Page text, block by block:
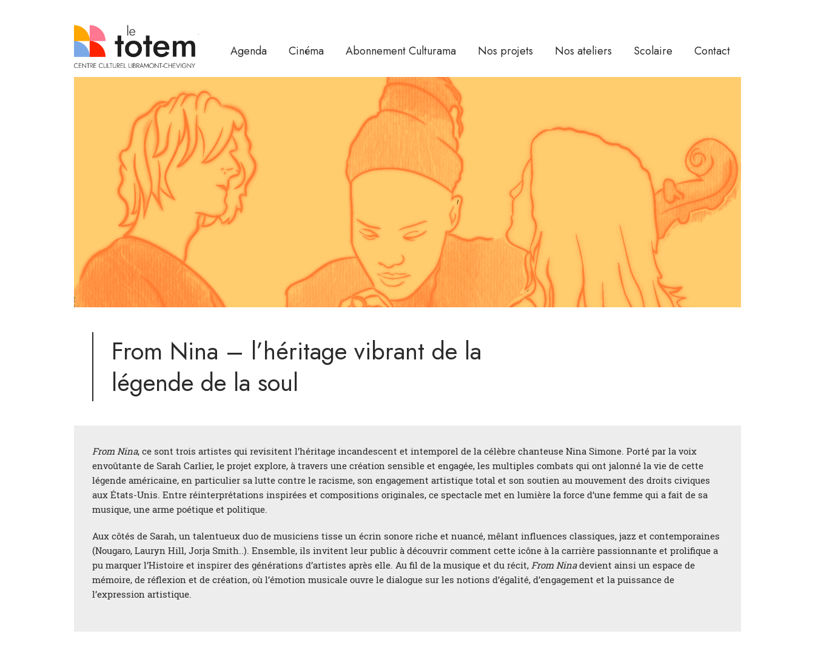
Agenda Cinéma Abonnement Culturama Nos projets Nos ateliers Scolaire Contact
From Nina – l’héritage vibrant de la
légende de la soul
From Nina, ce sont trois artistes qui revisitent l’héritage incandescent et intemporel de la célèbre chanteuse Nina Simone. Porté par la voix
envoûtante de Sarah Carlier, le projet explore, à travers une création sensible et engagée, les multiples combats qui ont jalonné la vie de cette
légende américaine, en particulier sa lutte contre le racisme, son engagement artistique total et son soutien au mouvement des droits civiques
aux États-Unis. Entre réinterprétations inspirées et compositions originales, ce spectacle met en lumière la force d’une femme qui a fait de sa
musique, une arme poétique et politique.
Aux côtés de Sarah, un talentueux duo de musiciens tisse un écrin sonore riche et nuancé, mêlant influences classiques, jazz et contemporaines
(Nougaro, Lauryn Hill, Jorja Smith..). Ensemble, ils invitent leur public à découvrir comment cette icône à la carrière passionnante et prolifique a
pu marquer l’Histoire et inspirer des générations d’artistes après elle. Au fil de la musique et du récit, From Ninadevient ainsi un espace de
mémoire, de réflexion et de création, où l’émotion musicale ouvre le dialogue sur les notions d’égalité, d’engagement et la puissance de
l’expression artistique.